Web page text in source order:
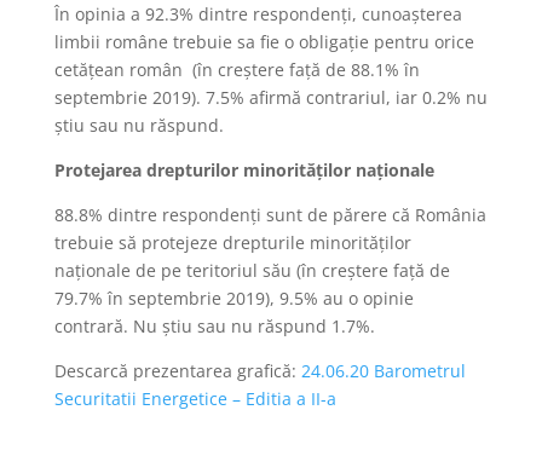
În opinia a 92.3% dintre respondenți, cunoașterea
limbii române trebuie sa fie o obligație pentru orice
cetățean român (în creștere față de 88.1% în
septembrie 2019). 7.5% afirmă contrariul, iar 0.2% nu
știu sau nu răspund.
Protejarea drepturilor minorităților naționale
88.8% dintre respondenți sunt de părere că România
trebuie să protejeze drepturile minorităților
naționale de pe teritoriul său (în creștere față de
79.7% în septembrie 2019), 9.5% au o opinie
contrară. Nu știu sau nu răspund 1.7%.
Descarcă prezentarea grafică: 24.06.20 Barometrul
Securitatii Energetice – Editia a II-a